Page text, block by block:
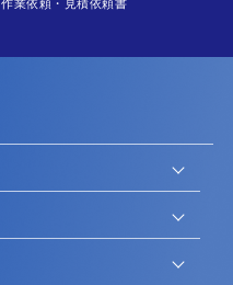
作業依頼・見積依頼書